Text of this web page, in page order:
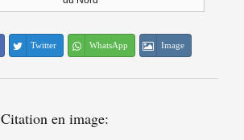
Twitter WhatsApp Image
Citation en image: